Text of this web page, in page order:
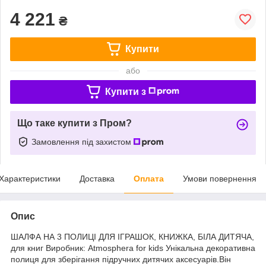
4 221 ₴
Купити
або
Купити з
Що таке купити з Пром?
Замовлення під захистом
Доставка Оплата Умови повернення
Опис
ШАЛФА НА 3 ПОЛИЦІ ДЛЯ ІГРАШОК, КНИЖКА, БІЛА ДИТЯЧА,
для книг Виробник: Atmosphera for kids Унікальна декоративна
полиця для зберігання підручних дитячих аксесуарів.Він